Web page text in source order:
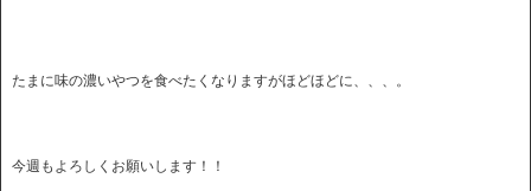
たまに味の濃いやつを食べたくなりますがほどほどに、、、。
今週もよろしくお願いします！！